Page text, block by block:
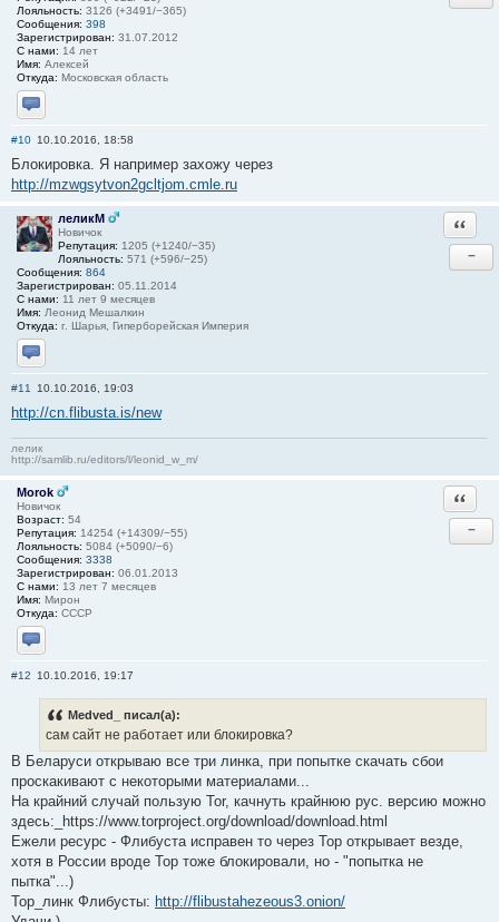
Лояльность: 3126 (+3491/−365)
Сообщения: 398
Зарегистрирован: 31.07.2012
С нами: 14 лет
Имя: Алексей
Откуда: Московская область
Отправить личное сообщение
#10 10.10.2016, 18:58
Блокировка. Я например захожу через
http://mzwgsytvon2gcltjom.cmle.ru
леликМ
Новичок
Репутация: 1205 (+1240/−35)
Лояльность: 571 (+596/−25)
Сообщения: 864
Зарегистрирован: 05.11.2014
С нами: 11 лет 9 месяцев
Имя: Леонид Мешалкин
Откуда: г. Шарья, Гиперборейская Империя
Отправить личное сообщение
−
#11 10.10.2016, 19:03
http://cn.flibusta.is/new
лелик
http://samlib.ru/editors/l/leonid_w_m/
Morok
Новичок
Возраст: 54
Репутация: 14254 (+14309/−55)
Лояльность: 5084 (+5090/−6)
Сообщения: 3338
Зарегистрирован: 06.01.2013
С нами: 13 лет 7 месяцев
Имя: Мирон
Откуда: СССР
Отправить личное сообщение
−
#12 10.10.2016, 19:17
Medved_ писал(а):
сам сайт не работает или блокировка?
В Беларуси открываю все три линка, при попытке скачать сбои
проскакивают с некоторыми материалами...
На крайний случай пользую Tor, качнуть крайнюю рус. версию можно
здесь:_https://www.torproject.org/download/download.html
Ежели ресурс - Флибуста исправен то через Тор открывает везде,
хотя в России вроде Тор тоже блокировали, но - "попытка не
пытка"...)
Тор_линк Флибусты: http://flibustahezeous3.onion/